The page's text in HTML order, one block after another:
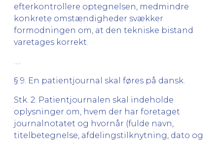
efterkontrollere optegnelsen, medmindre
konkrete omstændigheder svækker
formodningen om, at den tekniske bistand
varetages korrekt.
§ 9. En patientjournal skal føres på dansk.
Stk. 2. Patientjournalen skal indeholde
oplysninger om, hvem der har foretaget
journalnotatet og hvornår (fulde navn,
titelbetegnelse, afdelingstilknytning, dato og